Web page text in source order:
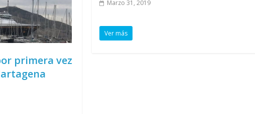
primera vez
Marzo 31, 2019
Ver más